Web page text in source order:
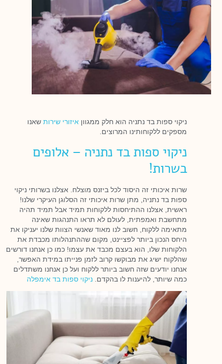
ניקוי ספות בד נתניה הוא חלק ממגוון איזורי שירותשאנו
מספקים ללקוחותינו המרוצים.
ניקוי ספות בד נתניה – אלופים
בשרות!
שרות איכותי זה היסוד לכל ביזנס מוצלח. אצלנו בשרותי ניקוי
ספות בד נתניה, מתן שרות איכותי זה הסלוגן העיקרי שלנו!
ראשית, אצלנו ההתיחסות ללקוחות תמיד אבל תמיד תהיה
מתחשבת ואמפתית, לעולם לא תראו התנהגות שאינה
מתאימה ללקוח, חשוב לנו מאוד שאנשי הצוות שלנו יעניקו את
היחס הנכון ביותר לפציינט, מקום שההתנהלותו מכבדת את
הלקוחות שלו, הוא בעצם מכבד את עצמו! כמו כן אנחנו דורשים
שהלקוח ישיג את מבוקשו קרוב לזמן פנייתו במידת האפשר,
אנחנו יודעים שזה חשוב ביותר ללקוח ועל כן אנחנו משתדלים
כמה שיותר, להיענות לו בהקדם. ניקוי ספות בד אימפלה